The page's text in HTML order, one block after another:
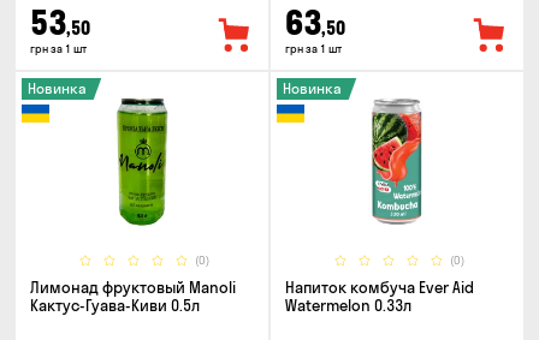
53,50
грн за 1 шт
63,50
грн за 1 шт
(0)
Новинка
Лимонад фруктовый Manoli
Кактус-Гуава-Киви 0.5л
(0)
Новинка
Напиток комбуча Ever Aid
Watermelon 0.33л